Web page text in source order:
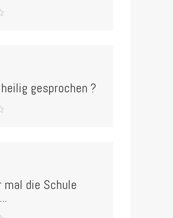
gesprochen ?
die Schule